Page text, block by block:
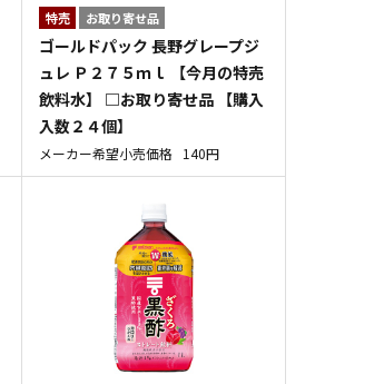
特売 お取り寄せ品
ゴールドパック 長野グレープジ
ュレ Ｐ２７５ｍｌ 【今月の特売
飲料水】 □お取り寄せ品 【購入
入数２４個】
メーカー希望小売価格 140円